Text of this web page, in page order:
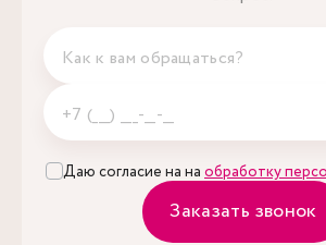
Даю согласие на на обработку
Заказать звонок